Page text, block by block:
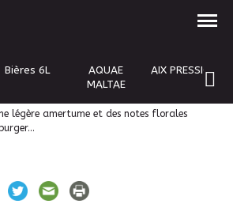
Bières 6L
AQUAE
MALTAE
AIX PRESSION
5,2°
NOUVEAU
légère amertume et des notes florales